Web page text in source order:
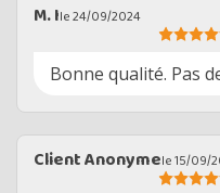
M. Ile 24/09/2024
Bonne qualité. Pas
Client Anonymele 15/09/